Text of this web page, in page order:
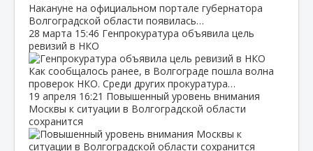
Накануне на официальном портале губернатора
Волгоградской области появилась…
28 марта 15:46 Генпрокуратура объявила цель
ревизий в НКО
Как сообщалось ранее, в Волгограде пошла волна
проверок НКО. Среди других прокуратура…
19 апреля 16:21 Повышенный уровень внимания
Москвы к ситуации в Волгоградской области
сохранится